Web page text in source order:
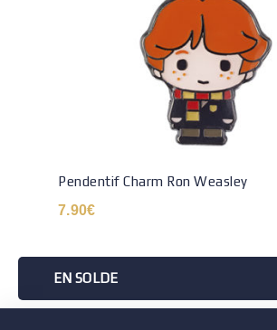
Pendentif Charm Ron Weasley
7.90€
EN SOLDE